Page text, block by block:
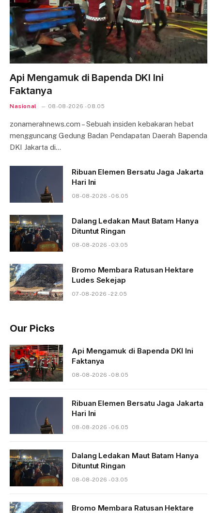
Api Mengamuk di Bapenda DKI Ini
Faktanya
Nasional 08-08-2026 - 08.05
zonamerahnews.com – Sebuah insiden kebakaran hebat
mengguncang Gedung Badan Pendapatan Daerah Bapenda
DKI Jakarta di…
Ribuan Elemen Bersatu Jaga Jakarta
Hari Ini
08-08-2026 - 06.05
Dalang Ledakan Maut Batam Hanya
Dituntut Ringan
08-08-2026 - 03.05
Bromo Membara Ratusan Hektare
Ludes Sekejap
07-08-2026 - 22.05
Our Picks
Api Mengamuk di Bapenda DKI Ini
Faktanya
08-08-2026 - 08.05
Ribuan Elemen Bersatu Jaga Jakarta
Hari Ini
08-08-2026 - 06.05
Dalang Ledakan Maut Batam Hanya
Dituntut Ringan
08-08-2026 - 03.05
Bromo Membara Ratusan Hektare